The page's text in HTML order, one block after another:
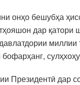
онҳо бешубҳа
дар қатори
миллии
Президентӣ